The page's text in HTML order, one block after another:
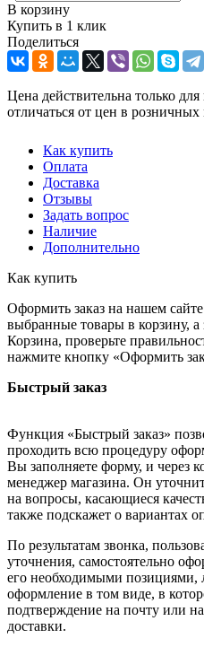
В корзину
Купить в 1 клик
Поделиться
Цена действительна только
отличаться от цен в розничных
Как купить
Оплата
Доставка
Отзывы
Задать вопрос
Наличие
Дополнительно
Как купить
Оформить заказ на нашем
выбранные товары в корзину, а
Корзина, проверьте
нажмите кнопку «Оформить
Быстрый заказ
Функция «Быстрый заказ»
проходить всю процедуру
Вы заполняете форму, и через
менеджер магазина. Он уточнит
на вопросы, касающиеся
также подскажет о вариантах
По результатам звонка,
уточнения, самостоятельно
его необходимыми позициями,
оформление в том виде, в
подтверждение на почту или
доставки.